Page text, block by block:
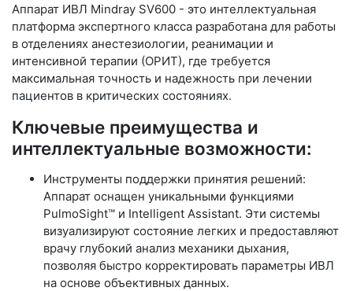
Аппарат ИВЛ Mindray SV600 - это интеллектуальная
платформа экспертного класса разработана для работы
в отделениях анестезиологии, реанимации и
интенсивной терапии (ОРИТ), где требуется
максимальная точность и надежность при лечении
пациентов в критических состояниях.
Ключевые преимущества и
интеллектуальные возможности:
Инструменты поддержки принятия решений:
Аппарат оснащен уникальными функциями
PulmoSight™ и Intelligent Assistant. Эти системы
визуализируют состояние легких и предоставляют
врачу глубокий анализ механики дыхания,
позволяя быстро корректировать параметры ИВЛ
на основе объективных данных.